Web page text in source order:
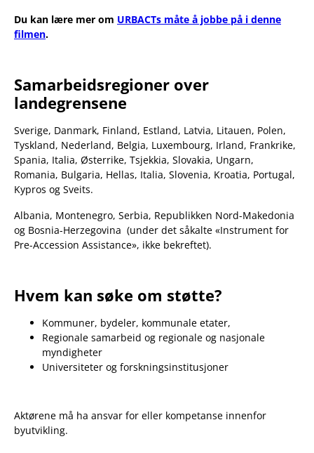
Du kan lære mer om URBACTs måte å jobbe på i denne
filmen.
Samarbeidsregioner over
landegrensene
Sverige, Danmark, Finland, Estland, Latvia, Litauen, Polen,
Tyskland, Nederland, Belgia, Luxembourg, Irland, Frankrike,
Spania, Italia, Østerrike, Tsjekkia, Slovakia, Ungarn,
Romania, Bulgaria, Hellas, Italia, Slovenia, Kroatia, Portugal,
Kypros og Sveits.
Albania, Montenegro, Serbia, Republikken Nord-Makedonia
og Bosnia-Herzegovina (under det såkalte «Instrument for
Pre-Accession Assistance», ikke bekreftet).
Hvem kan søke om støtte?
Kommuner, bydeler, kommunale etater,
Regionale samarbeid og regionale og nasjonale
myndigheter
Universiteter og forskningsinstitusjoner
Aktørene må ha ansvar for eller kompetanse innenfor
byutvikling.